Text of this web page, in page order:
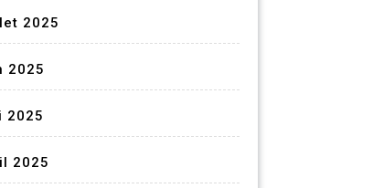
2025
2025
2025
2025